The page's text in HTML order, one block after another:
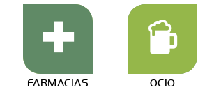
FARMACIAS OCIO